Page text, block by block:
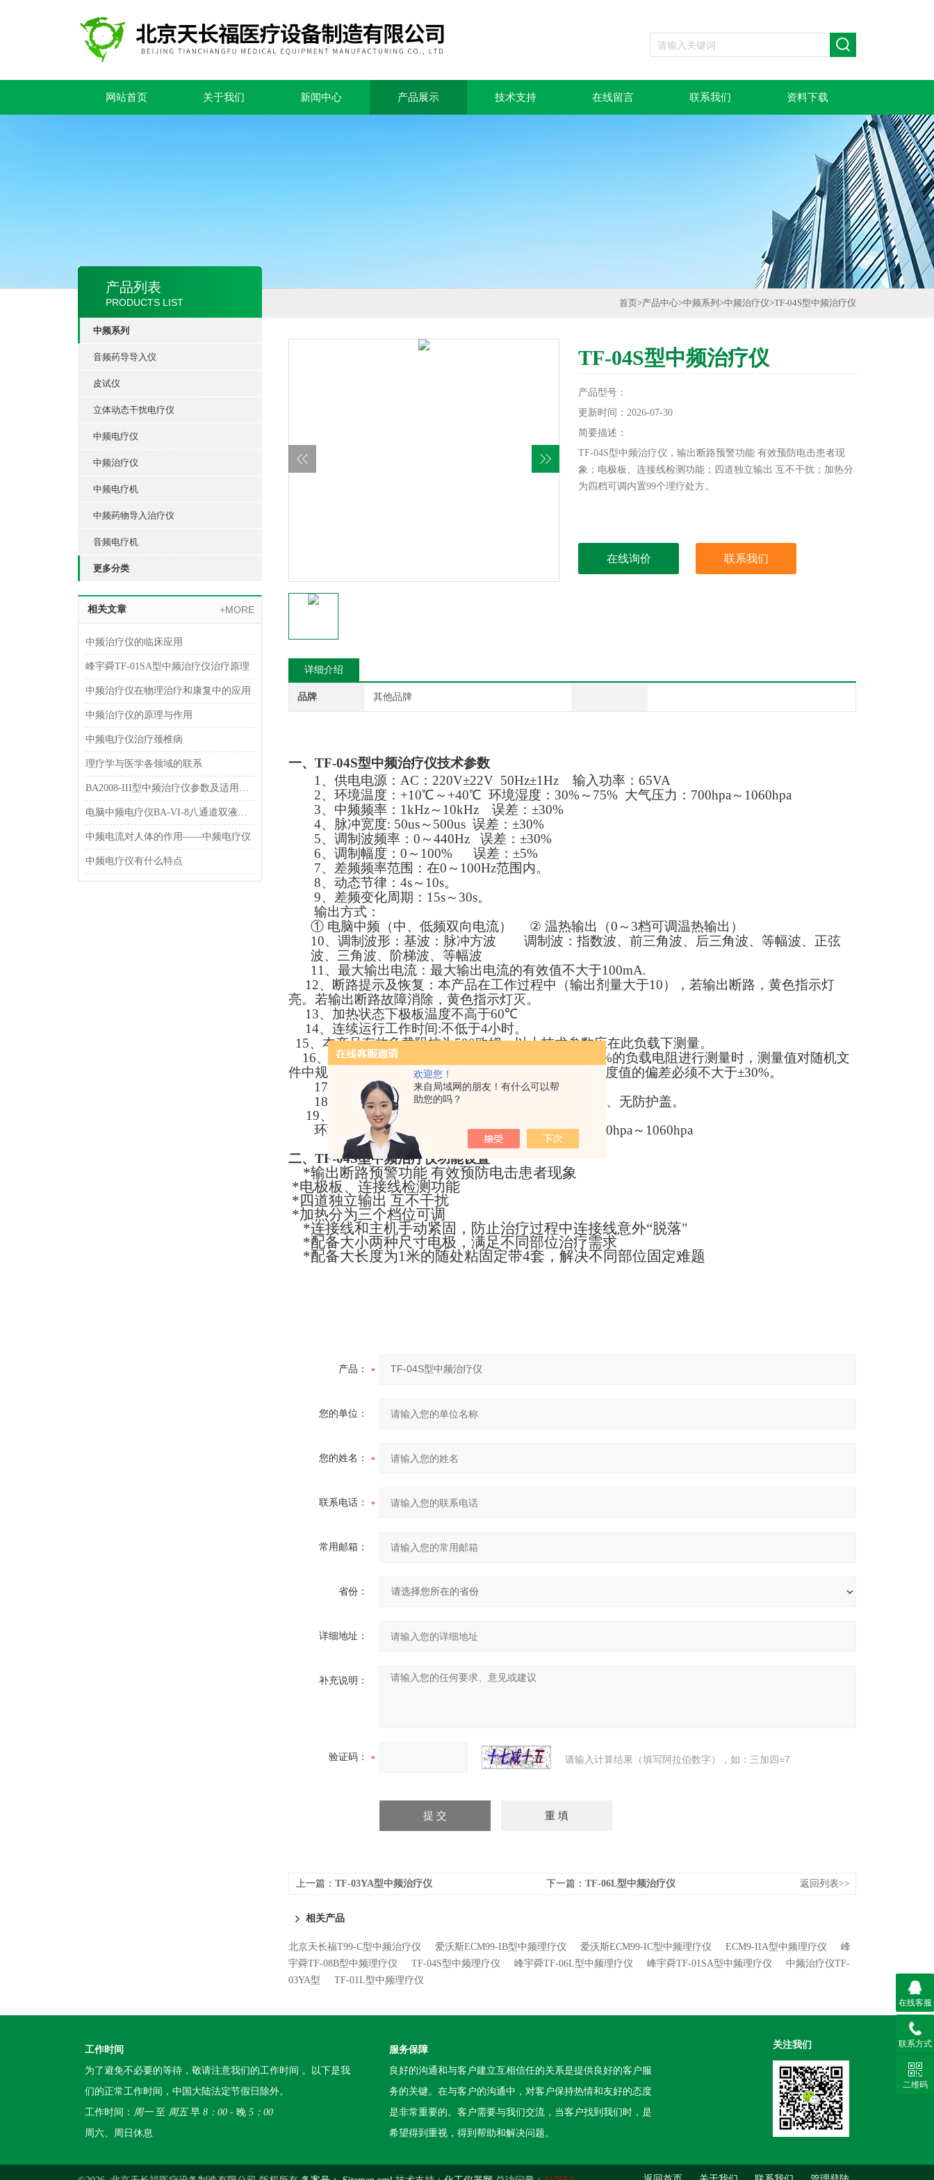
欢迎您！
来自局域网的朋友！有什么可以帮
助您的吗？
网站首页 关于我们 新闻中心 产品展示 技术支持 在线留言 联系我们 资料下载
产品列表
PRODUCTS LIST
中频系列
音频药导导入仪
皮试仪
立体动态干扰电疗仪
中频电疗仪
中频治疗仪
中频电疗机
中频药物导入治疗仪
音频电疗机
更多分类
相关文章 +MORE
中频治疗仪的临床应用
峰宇舜TF-01SA型中频治疗仪治疗原理
中频治疗仪在物理治疗和康复中的应用
中频治疗仪的原理与作用
中频电疗仪治疗颈椎病
理疗学与医学各领域的联系
BA2008-III型中频治疗仪参数及适用范围和特点介绍
电脑中频电疗仪BA-VI-8八通道双液晶显示型 理疗机简介
中频电流对人体的作用——中频电疗仪
中频电疗仪有什么特点
首页>产品中心>中频系列 >中频治疗仪>TF-04S型中频治疗仪
TF-04S型中频治疗仪
产品型号：
更新时间：2026-07-30
简要描述：
TF-04S型中频治疗仪，输出断路预警功能 有效预防电击患者现
象；电极板、连接线检测功能；四道独立输出 互不干扰；加热分
为四档可调内置99个理疗处方。
在线询价 联系我们
详细介绍
品牌 其他品牌
一、 TF-04S型中频治疗仪技术参数
1、供电电源：AC：220V±22V 50Hz±1Hz 输入功率：65VA
2、环境温度：+10℃～+40℃ 环境湿度：30%～75% 大气压力：700hpa～1060hpa
3、中频频率：1kHz～10kHz 误差： ±30%
4、脉冲宽度: 50us～500us 误差： ±30%
5、调制波频率：0～440Hz 误差： ±30%
6、调制幅度：0～100% 误差： ±5%
7、 差频频率范围：在0～100Hz范围内。
8、 动态节律：4s～10s。
9、 差频变化周期：15s～30s。
输出方式：
① 电脑中频（中、低频双向电流） ② 温热输出（0～3档可调温热输出）
10、调制波形：基波：脉冲方波 调制波： 指数波、 前三角波、 后三角波、 等幅波、 正弦
波、三角波、阶梯波、等幅波
11 、最大输出电流：最大输出电流的有效值不大于100mA.
12、 断路提示及恢复：本产品在工作过程中（输出剂量大于10），若输出断路，黄色指示灯
亮。若输出断路故障消除，黄色指示灯灭。
1 3、 加热状态下极板温度不高于60℃
14、 连续运行工作时间:不低于4小时。
1 5、 本产品有效负载阻抗为500欧姆，以上技术参数应在此负载下测量。
16、当用本说明书中规定负载范围内误差不超过±10%的负载电阻进行测量时，测量值对随机文
件中规定的或设备标识的脉冲宽度、脉冲重复频率、幅度值的偏差必须不大于±30%。
17、
本产品主要由主机、输出电极、导线组成。
18、
本产品具有 4个输出通道、
块显示区域、无防护盖。
19、运输和贮存的环境条件：
环境温度:-20℃～55℃ 环境湿度:≤95% 大气压力:700hpa～1060hpa
二、 TF-04S型中频治疗仪功能设置
*输出断路预警功能 有效预防电击患者现象
*电极板、连接线检测功能
*四道独立输出 互不干扰
*加热分为三个档位可调
*连接线和主机手动紧固，防止治疗过程中连接线意外“脱落"
*配备大小两种尺寸电极，满足不同部位治疗需求
*配备大长度为1米的随处粘固定带4套，解决不同部位固定难题
产品：
您的单位：
您的姓名：
联系电话：
常用邮箱：
省份：
详细地址：
补充说明：
验证码： 请输入计算结果（填写阿拉伯数字），如：三加四=7
上一篇： TF-03YA型中频治疗仪 下一篇： TF-06L型中频治疗仪 返回列表>>
相关产品
北京天长福T99-C型中频治疗仪 爱沃斯ECM99-IB型中频理疗仪 爱沃斯ECM99-IC型中频理疗仪 ECM9-IIA型中频理疗仪
峰
宇舜TF-08B型中频理疗仪
TF-04S型中频理疗仪 峰宇舜TF-06L型中频理疗仪 峰宇舜TF-01SA型中频理疗仪
中频治疗仪TF-
03YA型
TF-01L型中频理疗仪
工作时间
为了避免不必要的等待，敬请注意我们的工作时间 。以下是我
们的正常工作时间，中国大陆法定节假日除外。
工作时间： 周一至 周五早 8：00 - 晚 5：00
周六、周日休息
服务保障
良好的沟通和与客户建立互相信任的关系是提供良好的客户服
务的关键。在与客户的沟通中，对客户保持热情和友好的态度
是非常重要的。客户需要与我们交流，当客户找到我们时，是
希望得到重视，得到帮助和解决问题。
关注我们
在线客服
联系方式
二维码